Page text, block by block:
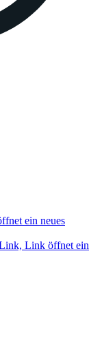
ein neues
Link öffnet ein